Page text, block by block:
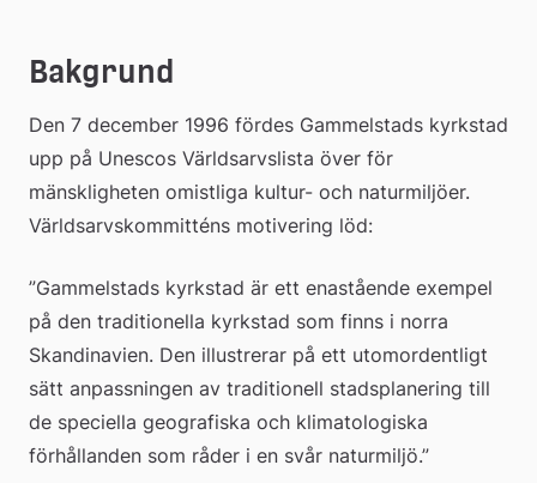
Bakgrund
Den 7 december 1996 fördes Gammelstads kyrkstad
upp på Unescos Världsarvslista över för
mänskligheten omistliga kultur- och naturmiljöer.
Världsarvskommitténs motivering löd:
”Gammelstads kyrkstad är ett enastående exempel
på den traditionella kyrkstad som finns i norra
Skandinavien. Den illustrerar på ett utomordentligt
sätt anpassningen av traditionell stadsplanering till
de speciella geografiska och klimatologiska
förhållanden som råder i en svår naturmiljö.”